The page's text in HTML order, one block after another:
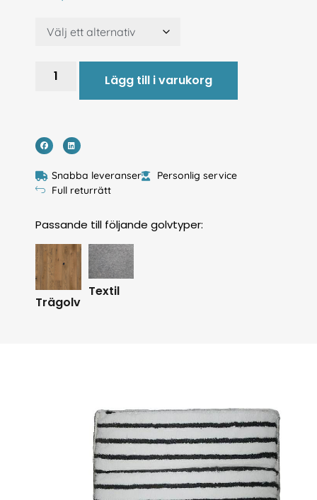
Lägg till i varukorg
Snabba leveranser
Personlig service
Full returrätt
Passande till följande golvtyper:
Trägolv
Textil